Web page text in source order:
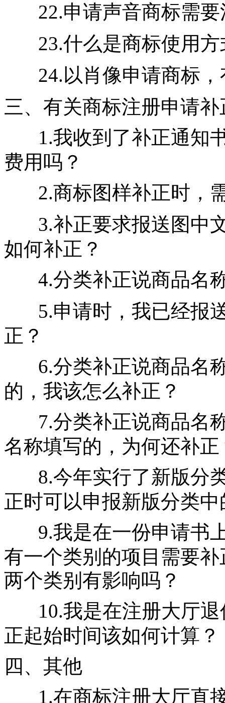
22.申请声音商标需
23.什么是商标使用
24.以肖像申请商标
三、有关商标注册申请补
1.我收到了补正通知
费用吗？
2.商标图样补正时，
3.补正要求报送图中
如何补正？
4.分类补正说商品名
5.申请时，我已经报
正？
6.分类补正说商品名
的，我该怎么补正？
7.分类补正说商品名
名称填写的，为何还补正
8.今年实行了新版分
正时可以申报新版分类
9.我是在一份申请书
有一个类别的项目需要
两个类别有影响吗？
10.我是在注册大厅
正起始时间该如何计算？
四、其他
1.在商标注册大厅直